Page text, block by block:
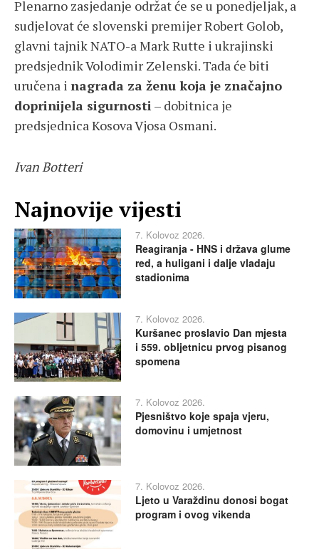
Plenarno zasjedanje održat će se u ponedjeljak, a
sudjelovat će slovenski premijer Robert Golob,
glavni tajnik NATO-a Mark Rutte i ukrajinski
predsjednik Volodimir Zelenski. Tada će biti
uručena i nagrada za ženu koja je značajno
doprinijela sigurnosti– dobitnica je
predsjednica Kosova Vjosa Osmani.
Ivan Botteri
Najnovije vijesti
7. Kolovoz 2026.
Reagiranja - HNS i država glume
red, a huligani i dalje vladaju
stadionima
7. Kolovoz 2026.
Kuršanec proslavio Dan mjesta
i 559. obljetnicu prvog pisanog
spomena
7. Kolovoz 2026.
Pjesništvo koje spaja vjeru,
domovinu i umjetnost
7. Kolovoz 2026.
Ljeto u Varaždinu donosi bogat
program i ovog vikenda